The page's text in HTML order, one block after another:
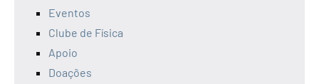
Eventos
Clube de Física
Apoio
Doações